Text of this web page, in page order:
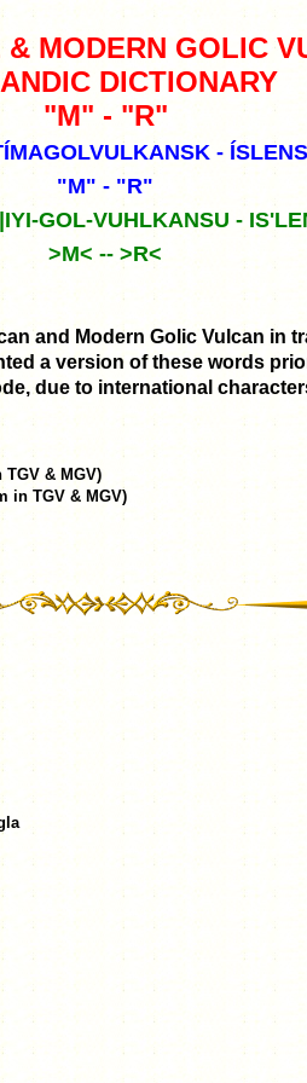
MODERN GOLIC
DICTIONARY
"M" - "R"
-
"M" - "R"
GOL-VUHLKANSU -
>M< -- >R<
and Modern Golic Vulcan in
a version of these words
due to international
& MGV)
in TGV & MGV)